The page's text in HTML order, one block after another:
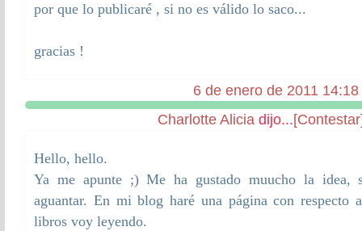
por que lo publicaré , si no es válido lo saco...
gracias !
6 de enero de 2011 14:18
Charlotte Alicia dijo...
Hello, hello.
Ya me apunte ;) Me ha gustado muucho la idea,
aguantar. En mi blog haré una página con respecto
libros voy leyendo.